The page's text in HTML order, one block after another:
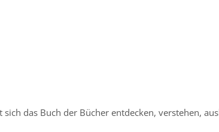
das Buch der Bücher entdecken, verstehen,